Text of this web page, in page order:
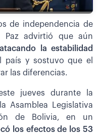
de independencia de
Paz advirtió que aún
la estabilidad
país y sostuvo que el
las diferencias.
jueves durante la
Asamblea Legislativa
de Bolivia, en un
los efectos de los 53